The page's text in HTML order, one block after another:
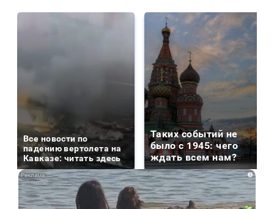
Все новости по
падению вертолета на
Кавказе: читать здесь
Таких событий не
было с 1945: чего
ждать всем нам?
i